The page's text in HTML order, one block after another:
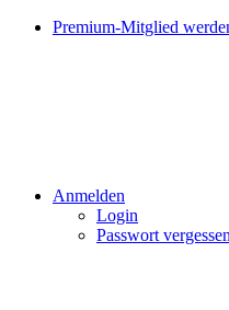
Premium-Mitglied
Anmelden
Login
Passwort vergessen